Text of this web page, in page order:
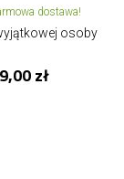
dostawa!
osoby
zł